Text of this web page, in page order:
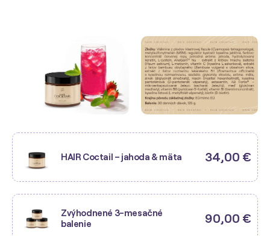
HAIR Coctail – jahoda & mäta 34,00 €
Zvýhodnené 3-mesačné
balenie
90,00 €